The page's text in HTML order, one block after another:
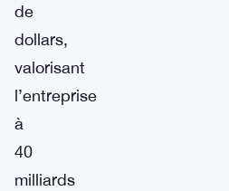
de
dollars,
valorisant
l’entreprise
à
40
milliards